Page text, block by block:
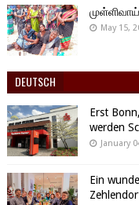
May 15,
DEUTSCH
Erst
werden
January
Ein